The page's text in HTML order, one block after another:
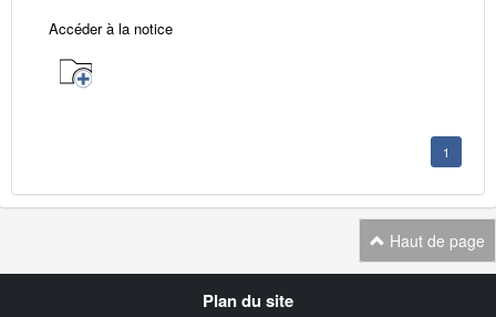
Accéder à la notice
1
Haut de page
Plan du site